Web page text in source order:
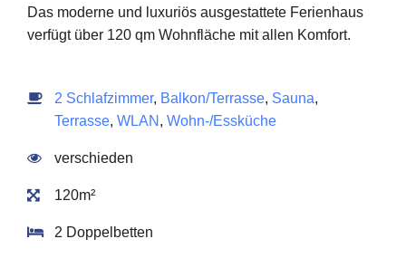
Das moderne und luxuriös ausgestattete Ferienhaus
verfügt über 120 qm Wohnfläche mit allen Komfort.
2 Schlafzimmer, Balkon/Terrasse, Sauna,
Terrasse, WLAN , Wohn-/Essküche
verschieden
120m²
2 Doppelbetten